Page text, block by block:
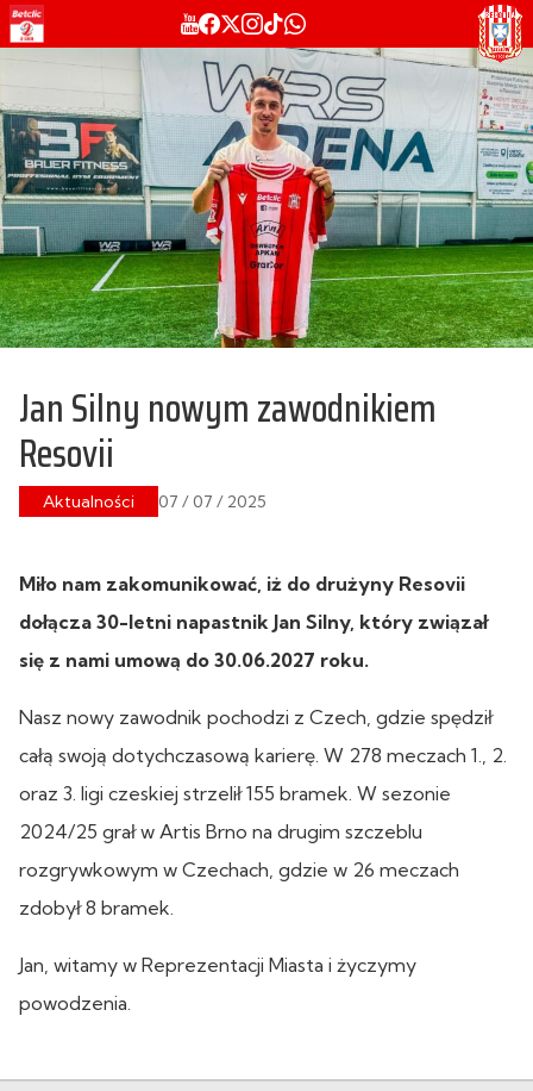
Jan Silny nowym zawodnikiem
Resovii
Aktualności 07 / 07 / 2025
Miło nam zakomunikować, iż do drużyny Resovii
dołącza 30-letni napastnik Jan Silny, który związał
się z nami umową do 30.06.2027 roku.
Nasz nowy zawodnik pochodzi z Czech, gdzie spędził
całą swoją dotychczasową karierę. W 278 meczach 1., 2.
oraz 3. ligi czeskiej strzelił 155 bramek. W sezonie
2024/25 grał w Artis Brno na drugim szczeblu
rozgrywkowym w Czechach, gdzie w 26 meczach
zdobył 8 bramek.
Jan, witamy w Reprezentacji Miasta i życzymy
powodzenia.